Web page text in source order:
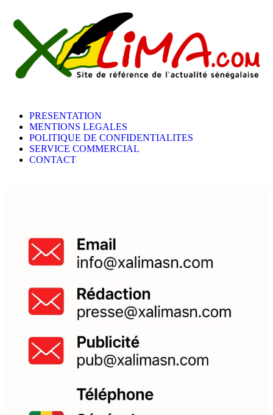
PRESENTATION
MENTIONS LEGALES
POLITIQUE DE CONFIDENTIALITES
SERVICE COMMERCIAL
CONTACT